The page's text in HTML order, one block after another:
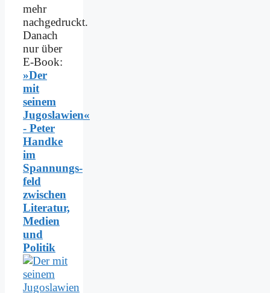
mehr
nachgedruckt.
Danach
nur über
E-Book:
»Der
mit
seinem
Jugoslawien«
- Peter
Handke
im
Spannungs­
feld
zwischen
Literatur,
Medien
und
Politik